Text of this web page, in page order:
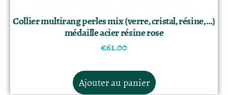
Collier multirang perles mix (verre, cristal, résine,…)
médaille acier résine rose
€61.00
Ajouter au panier